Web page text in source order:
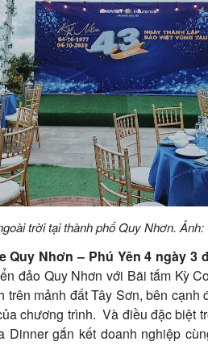
trời tại thành phố Quy Nhơn.
Quy Nhơn – Phú Yên 4 ngày 3
đảo Quy Nhơn với Bãi tắm Kỳ
mảnh đất Tây Sơn, bên cạnh
chương trình. Và điều đặc biệt
Dinner gắn kết doanh nghiệp